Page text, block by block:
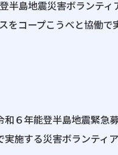
半島地震災害ボランテ
をコープこうべと協働
６年能登半島地震緊急募
施する災害ボランティ